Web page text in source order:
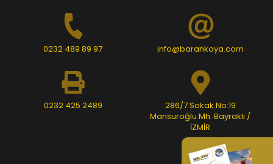
0232 489 89 97 info@barankaya.com
0232 425 2489
286/7 Sokak No:19
Mansuroğlu Mh. Bayraklı /
İZMİR